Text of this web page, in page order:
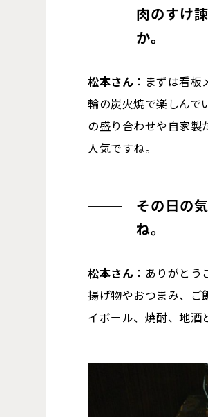
肉のすけ
か。
松本さん ：まずは看
輪の炭火焼で楽しんで
の盛り合わせや自家製
人気ですね。
その日の
ね。
松本さん ：ありがと
揚げ物やおつまみ、ご
イボール、焼酎、地酒